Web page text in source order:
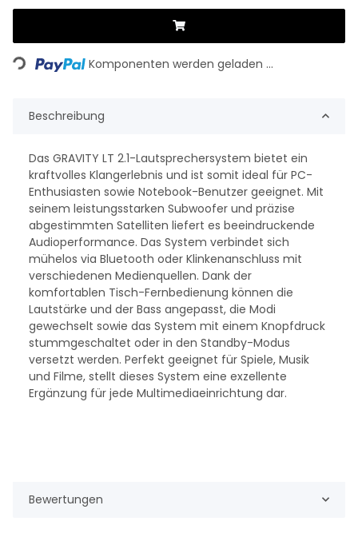
Komponenten werden geladen ...
Beschreibung
Das GRAVITY LT 2.1-Lautsprechersystem bietet ein
kraftvolles Klangerlebnis und ist somit ideal für PC-
Enthusiasten sowie Notebook-Benutzer geeignet. Mit
seinem leistungsstarken Subwoofer und präzise
abgestimmten Satelliten liefert es beeindruckende
Audioperformance. Das System verbindet sich
mühelos via Bluetooth oder Klinkenanschluss mit
verschiedenen Medienquellen. Dank der
komfortablen Tisch-Fernbedienung können die
Lautstärke und der Bass angepasst, die Modi
gewechselt sowie das System mit einem Knopfdruck
stummgeschaltet oder in den Standby-Modus
versetzt werden. Perfekt geeignet für Spiele, Musik
und Filme, stellt dieses System eine exzellente
Ergänzung für jede Multimediaeinrichtung dar.
Bewertungen